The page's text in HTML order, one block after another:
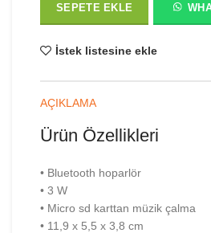
SEPETE EKLE
İstek listesine ekle
AÇIKLAMA
Ürün Özellikleri
• Bluetooth hoparlör
• 3 W
• Micro sd karttan müzik çalma
• 11,9 x 5,5 x 3,8 cm